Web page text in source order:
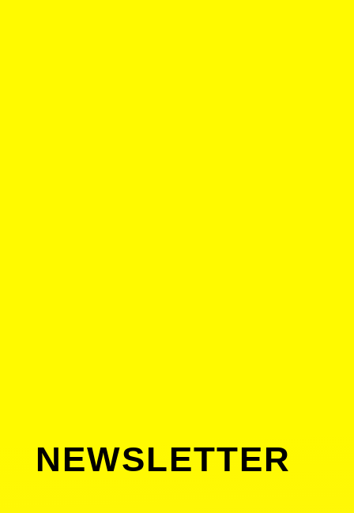
NEWSLETTER